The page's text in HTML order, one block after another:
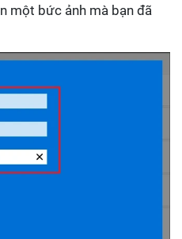
một bức ảnh mà bạn đã